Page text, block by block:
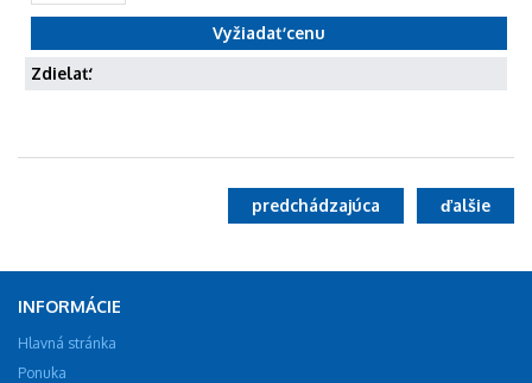
Zdielať:
ďalšie
predchádzajúca
INFORMÁCIE
Hlavná stránka
Ponuka